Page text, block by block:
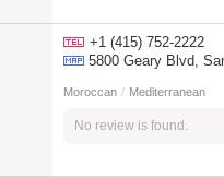
+1 (415) 752-2222
5800 Geary Blvd,
Moroccan / Mediterranean
No review is found.